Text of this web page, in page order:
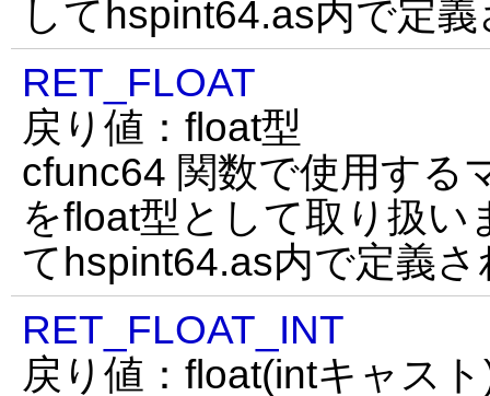
してhspint64.as内で定
RET_FLOAT
戻り値：float型
cfunc64 関数で使用する
をfloat型として取り扱
てhspint64.as内で定義
RET_FLOAT_INT
戻り値：float(intキャス